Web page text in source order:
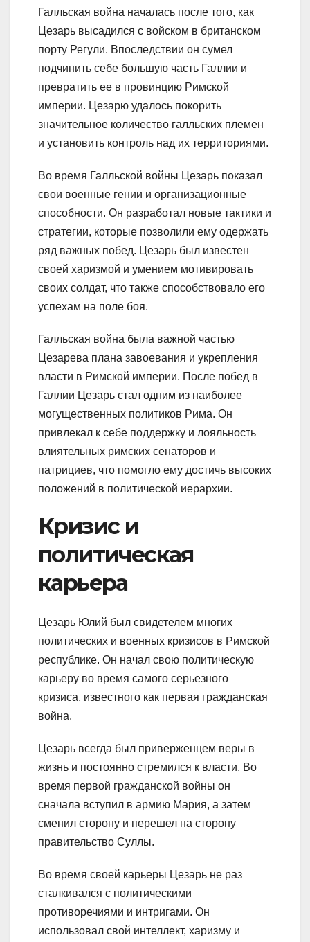
Галльская война началась после того, как
Цезарь высадился с войском в британском
порту Регули. Впоследствии он сумел
подчинить себе большую часть Галлии и
превратить ее в провинцию Римской
империи. Цезарю удалось покорить
значительное количество галльских племен
и установить контроль над их территориями.
Во время Галльской войны Цезарь показал
свои военные гении и организационные
способности. Он разработал новые тактики и
стратегии, которые позволили ему одержать
ряд важных побед. Цезарь был известен
своей харизмой и умением мотивировать
своих солдат, что также способствовало его
успехам на поле боя.
Галльская война была важной частью
Цезарева плана завоевания и укрепления
власти в Римской империи. После побед в
Галлии Цезарь стал одним из наиболее
могущественных политиков Рима. Он
привлекал к себе поддержку и лояльность
влиятельных римских сенаторов и
патрициев, что помогло ему достичь высоких
положений в политической иерархии.
Кризис и
политическая
карьера
Цезарь Юлий был свидетелем многих
политических и военных кризисов в Римской
республике. Он начал свою политическую
карьеру во время самого серьезного
кризиса, известного как первая гражданская
война.
Цезарь всегда был приверженцем веры в
жизнь и постоянно стремился к власти. Во
время первой гражданской войны он
сначала вступил в армию Мария, а затем
сменил сторону и перешел на сторону
правительство Суллы.
Во время своей карьеры Цезарь не раз
сталкивался с политическими
противоречиями и интригами. Он
использовал свой интеллект, харизму и